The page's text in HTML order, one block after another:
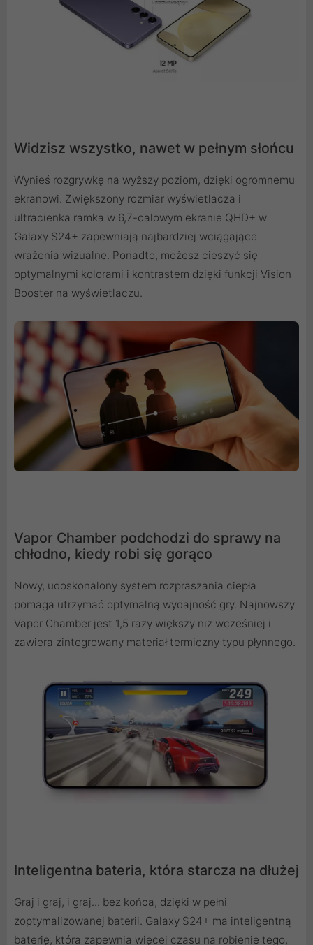
Widzisz wszystko, nawet w pełnym słońcu
Wynieś rozgrywkę na wyższy poziom, dzięki ogromnemu
ekranowi. Zwiększony rozmiar wyświetlacza i
ultracienka ramka w 6,7-calowym ekranie QHD+ w
Galaxy S24+ zapewniają najbardziej wciągające
wrażenia wizualne. Ponadto, możesz cieszyć się
optymalnymi kolorami i kontrastem dzięki funkcji Vision
Booster na wyświetlaczu.
Vapor Chamber podchodzi do sprawy na
chłodno, kiedy robi się gorąco
Nowy, udoskonalony system rozpraszania ciepła
pomaga utrzymać optymalną wydajność gry. Najnowszy
Vapor Chamber jest 1,5 razy większy niż wcześniej i
zawiera zintegrowany materiał termiczny typu płynnego.
Inteligentna bateria, która starcza na dłużej
Graj i graj, i graj... bez końca, dzięki w pełni
zoptymalizowanej baterii. Galaxy S24+ ma inteligentną
baterię, która zapewnia więcej czasu na robienie tego,